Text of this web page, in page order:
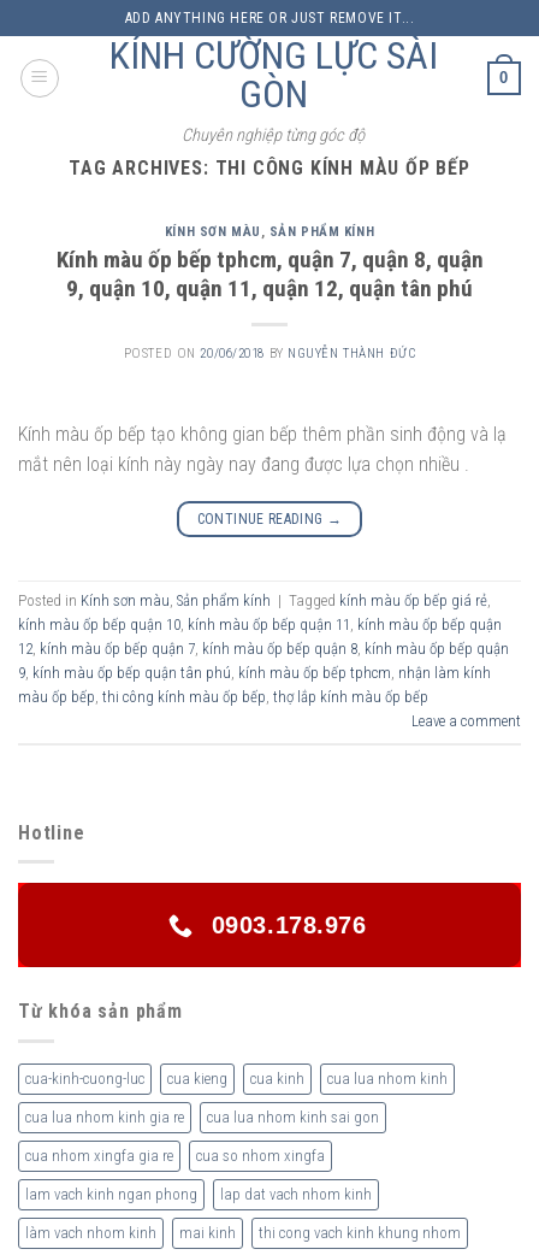
to
content
ADD ANYTHING HERE OR JUST REMOVE IT...
KÍNH CƯỜNG LỰC SÀI
GÒN
Chuyên nghiệp từng góc độ
0
TAG ARCHIVES: THI CÔNG KÍNH MÀU ỐP BẾP
KÍNH SƠN MÀU , SẢN PHẨM KÍNH
Kính màu ốp bếp tphcm, quận 7, quận 8, quận
9, quận 10, quận 11, quận 12, quận tân phú
POSTED ON 20/06/2018 BY NGUYỄN THÀNH ĐỨC
Kính màu ốp bếp tạo không gian bếp thêm phần sinh động và lạ
mắt nên loại kính này ngày nay đang được lựa chọn nhiều .
CONTINUE READING →
Posted in Kính sơn màu Sản phẩm kính | Tagged kính màu ốp bếp giá rẻ
kính màu ốp bếp quận 10 kính màu ốp bếp quận 11 kính màu ốp bếp quận
12 kính màu ốp bếp quận 7 kính màu ốp bếp quận 8 kính màu ốp bếp quận
9 kính màu ốp bếp quận tân phú kính màu ốp bếp tphcm nhận làm kính
màu ốp bếp thi công kính màu ốp bếp thợ lắp kính màu ốp bếp
Leave a comment
Hotline
0903.178.976
Từ khóa sản phẩm
cua-kinh-cuong-luc cua kieng cua kinh cua lua nhom kinh
cua lua nhom kinh gia re cua lua nhom kinh sai gon
cua nhom xingfa gia re cua so nhom xingfa
lam vach kinh ngan phong lap dat vach nhom kinh
làm vach nhom kinh mai kinh thi cong vach kinh khung nhom